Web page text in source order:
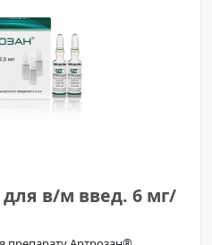
для в/м введ. 6 мг/